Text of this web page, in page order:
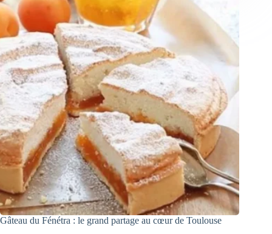
Gâteau du Fénétra : le grand partage au cœur de Toulouse